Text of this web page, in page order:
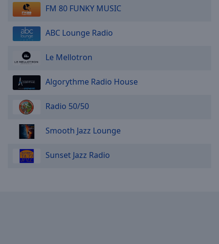
Close
Modal
dialog
window.
FM 80 FUNKY MUSIC
ABC Lounge Radio
Le Mellotron
Algorythme Radio House
Radio 50/50
Smooth Jazz Lounge
Sunset Jazz Radio